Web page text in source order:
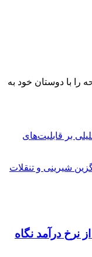
را با دوستان خود به
بر قابلیت‌های
شیرینی و تنقلات
نرخ درآمد نگاه